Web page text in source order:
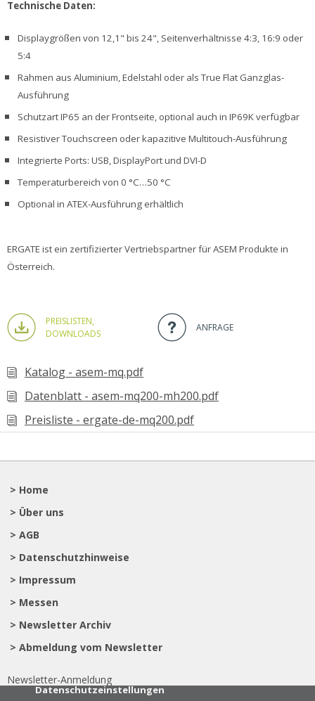
Technische Daten:
Displaygrößen von 12,1" bis 24", Seitenverhältnisse 4:3, 16:9 oder
5:4
Rahmen aus Aluminium, Edelstahl oder als True Flat Ganzglas-
Ausführung
Schutzart IP65 an der Frontseite, optional auch in IP69K verfügbar
Resistiver Touchscreen oder kapazitive Multitouch-Ausführung
Integrierte Ports: USB, DisplayPort und DVI-D
Temperaturbereich von 0 °C…50 °C
Optional in ATEX-Ausführung erhältlich
ERGATE ist ein zertifizierter Vertriebspartner für ASEM Produkte in
Österreich.
PREISLISTEN,
DOWNLOADS
ANFRAGE
Katalog - asem-mq.pdf
Datenblatt - asem-mq200-mh200.pdf
Preisliste - ergate-de-mq200.pdf
> Home
> Über uns
> AGB
> Datenschutzhinweise
> Impressum
> Messen
> Newsletter Archiv
> Abmeldung vom Newsletter
Newsletter-Anmeldung
Datenschutzeinstellungen